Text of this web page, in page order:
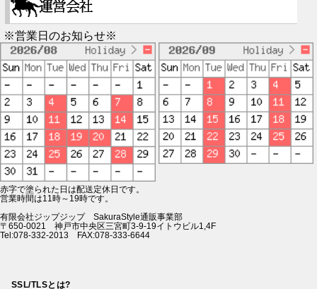
※営業日のお知らせ※
赤字で塗られた日は配送定休日です。
営業時間は11時～19時です。
有限会社ジップジップ SakuraStyle通販事業部
〒650-0021 神戸市中央区三宮町3-9-19イトウビル1,4F
Tel:078-332-2013 FAX:078-333-6644
SSL/TLSとは?